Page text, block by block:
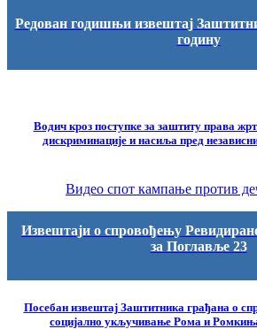
Редован годишњи извештај
годину
Водич кроз поступке за заштиту права
дискриминације и насиља пред
Видео спот кампање против
Извештаји о спровођењу
за Поглавље 23
Посебан извештај Заштитника грађана о
социјално укључивање Рома и